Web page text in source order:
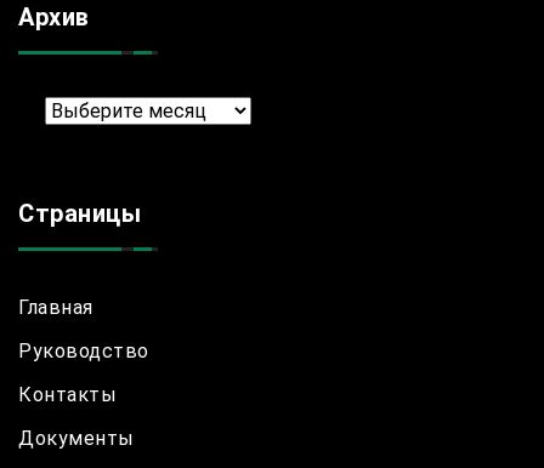
Архив
Архив
Страницы
Главная
Руководство
Контакты
Документы